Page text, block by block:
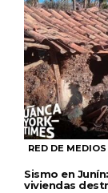
RED DE
Sismo en
viviendas